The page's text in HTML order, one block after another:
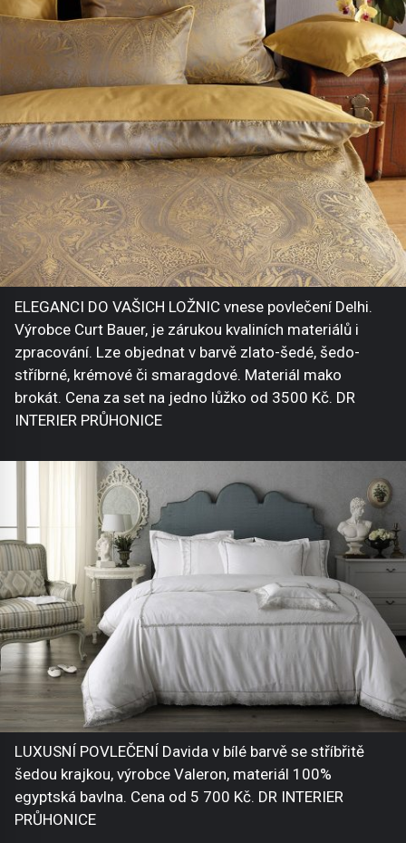
ELEGANCI DO VAŠICH LOŽNIC vnese povlečení Delhi.
Výrobce Curt Bauer, je zárukou kvaliních materiálů i
zpracování. Lze objednat v barvě zlato-šedé, šedo-
stříbrné, krémové či smaragdové. Materiál mako
brokát. Cena za set na jedno lůžko od 3500 Kč. DR
INTERIER PRŮHONICE
LUXUSNÍ POVLEČENÍ Davida v bílé barvě se stříbřitě
šedou krajkou, výrobce Valeron, materiál 100%
egyptská bavlna. Cena od 5 700 Kč. DR INTERIER
PRŮHONICE